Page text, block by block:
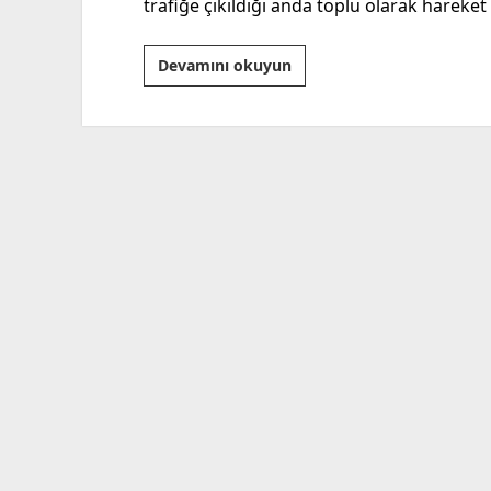
trafiğe çıkıldığı anda toplu olarak
Devamını okuyunCan
Güvenliğimiz